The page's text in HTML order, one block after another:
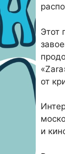
Этот
от
и